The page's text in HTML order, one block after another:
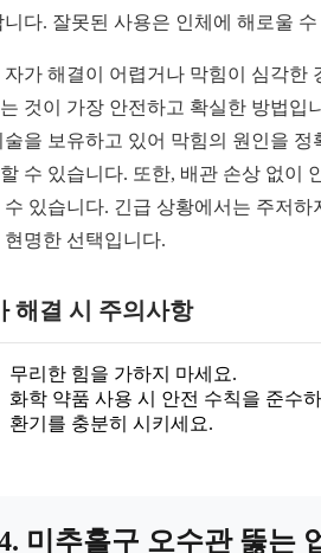
니다. 잘못된 사용은 인체에 해로울
자가 해결이 어렵거나 막힘이 심각한
것이 가장 안전하고 확실한 방법입
술을 보유하고 있어 막힘의 원인을
수 있습니다. 또한, 배관 손상 없이
수 있습니다. 긴급 상황에서는 주저
현명한 선택입니다.
해결 시 주의사항
무리한 힘을 가하지 마세요.
화학 약품 사용 시 안전 수칙을 준수
환기를 충분히 시키세요.
미추홀구 오수관 뚫는